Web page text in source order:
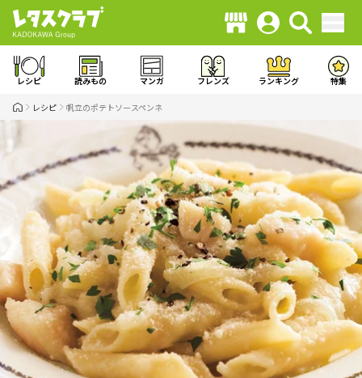
レシピ 読みもの マンガ フレンズ ランキング 特集
レシピ 帆立のポテトソースペンネ